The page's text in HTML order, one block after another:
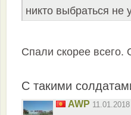
никто выбраться не
Спали скорее
С такими
AWP